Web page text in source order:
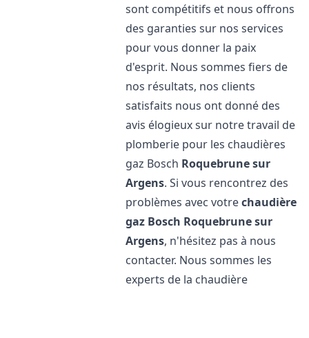
sont compétitifs et nous offrons
des garanties sur nos services
pour vous donner la paix
d'esprit. Nous sommes fiers de
nos résultats, nos clients
satisfaits nous ont donné des
avis élogieux sur notre travail de
plomberie pour les chaudières
gaz Bosch Roquebrune sur
Argens. Si vous rencontrez des
problèmes avec votrechaudière
gaz Bosch Roquebrune sur
Argens, n'hésitez pas à nous
contacter. Nous sommes les
experts de la chaudière